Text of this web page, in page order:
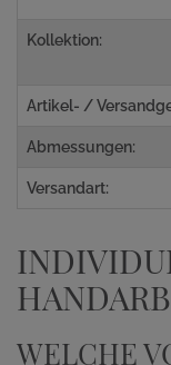
Kollektion:
Artikel- /
Abmessungen:
Versandart:
WELCHE